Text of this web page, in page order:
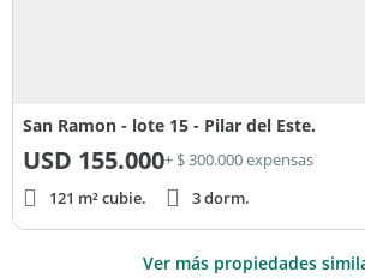
San Ramon - lote 15 - Pilar del Este.
USD 155.000+ $ 300.000 expensas
121 m² cubie.
3 dorm.
Ver más propiedades